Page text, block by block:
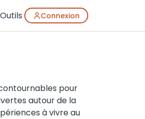
Outils Connexion
pour
autour de la
à vivre au